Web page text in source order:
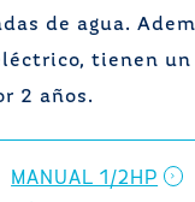
de agua.
tienen
2 años.
MANUAL 1/2HP